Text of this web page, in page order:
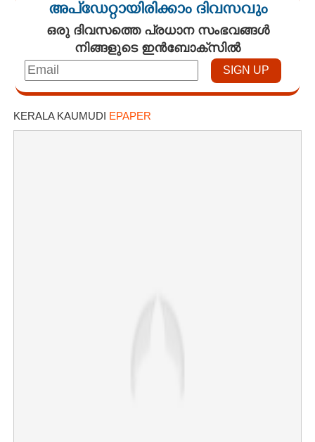
അപ്ഡേറ്റായിരിക്കാം ദിവസവും
ഒരു ദിവസത്തെ പ്രധാന സംഭവങ്ങൾ
നിങ്ങളുടെ ഇൻബോക്സിൽ
KERALA KAUMUDI EPAPER